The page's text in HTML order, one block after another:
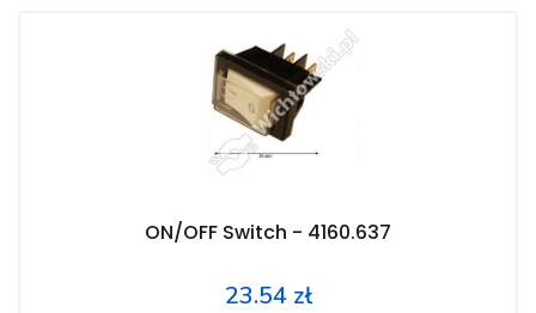
ON/OFF Switch - 4160.637
Price
23.54 zł